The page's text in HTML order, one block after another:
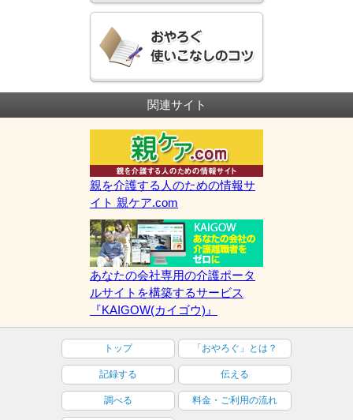
関連サイト
親を介護する人のための情報サ
イト 親ケア.com
あなたの会社専用の介護ポータ
ルサイトを構築するサービス
『KAIGOW(カイゴウ)』
トップ 「おやろぐ」とは？
記録する 伝える
調べる 料金・ご利用の流れ